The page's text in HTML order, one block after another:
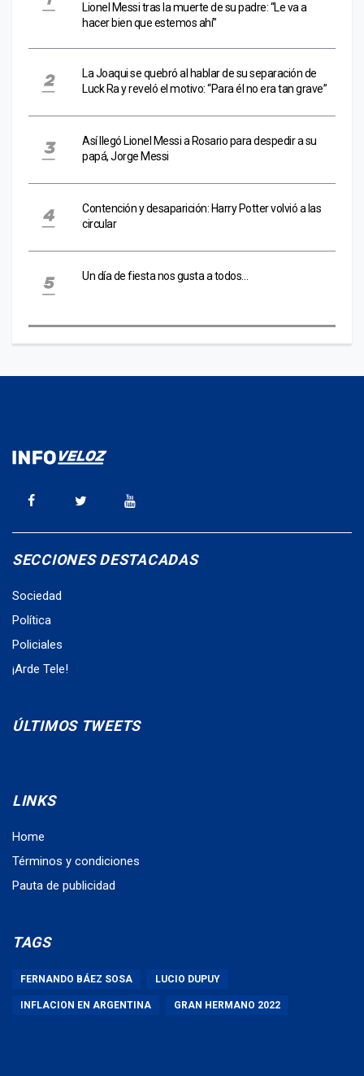
Lionel Messi tras la muerte de su padre: “Le va a
hacer bien que estemos ahí”
La Joaqui se quebró al hablar de su separación de
Luck Ra y reveló el motivo: “Para él no era tan grave”
Así llegó Lionel Messi a Rosario para despedir a su
papá, Jorge Messi
Contención y desaparición: Harry Potter volvió a las
circular
Un día de fiesta nos gusta a todos…
SECCIONES DESTACADAS
Sociedad
Política
Policiales
¡Arde Tele!
ÚLTIMOS TWEETS
LINKS
Home
Términos y condiciones
Pauta de publicidad
TAGS
FERNANDO BÁEZ SOSA LUCIO DUPUY
INFLACION EN ARGENTINA GRAN HERMANO 2022